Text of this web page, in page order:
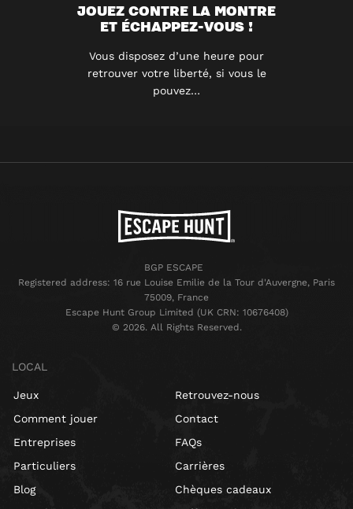
JOUEZ CONTRE LA MONTRE
ET ÉCHAPPEZ-VOUS !
Vous disposez d’une heure pour
retrouver votre liberté, si vous le
pouvez…
BGP ESCAPE
Registered address: 16 rue Louise Emilie de la Tour d'Auvergne, Paris
75009, France
Escape Hunt Group Limited (UK CRN: 10676408)
©️ 2026. All Rights Reserved.
LOCAL
Jeux
Comment jouer
Entreprises
Particuliers
Blog
Retrouvez-nous
Contact
FAQs
Carrières
Chèques cadeaux